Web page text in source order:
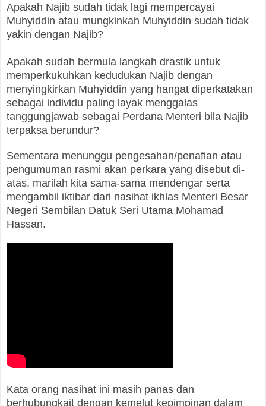
Apakah Najib sudah tidak lagi mempercayai
Muhyiddin atau mungkinkah Muhyiddin sudah tidak
yakin dengan Najib?
Apakah sudah bermula langkah drastik untuk
memperkukuhkan kedudukan Najib dengan
menyingkirkan Muhyiddin yang hangat diperkatakan
sebagai individu paling layak menggalas
tanggungjawab sebagai Perdana Menteri bila Najib
terpaksa berundur?
Sementara menunggu pengesahan/penafian atau
pengumuman rasmi akan perkara yang disebut di-
atas, marilah kita sama-sama mendengar serta
mengambil iktibar dari nasihat ikhlas Menteri Besar
Negeri Sembilan Datuk Seri Utama Mohamad
Hassan.
Kata orang nasihat ini masih panas dan
berhubungkait dengan kemelut kepimpinan dalam